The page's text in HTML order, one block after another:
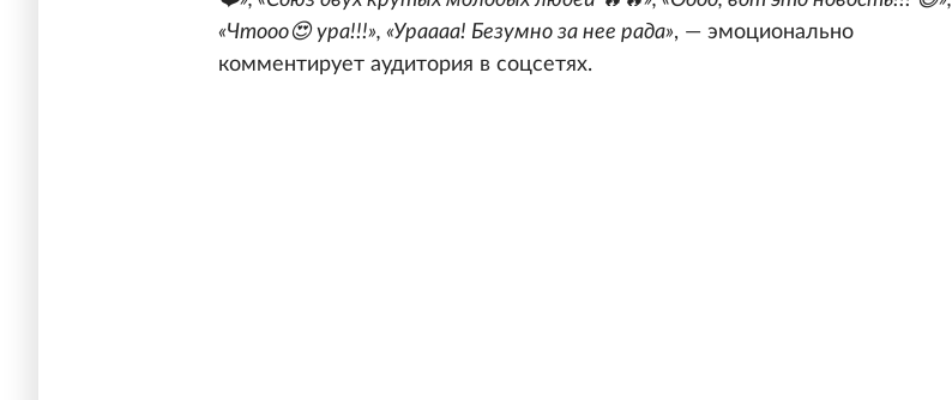
«Чтооо😍 ура!!!», «Ураааа! Безумно за нее рада», — эмоционально
комментирует аудитория в соцсетях.